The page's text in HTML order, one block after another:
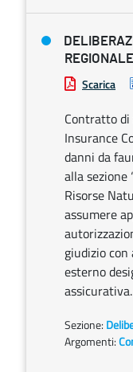
Scarica
Contratto di
Insurance
danni da
alla sezione
Risorse
assumere
giudizio con
esterno
assicurativa.
Sezione:
Argomenti: